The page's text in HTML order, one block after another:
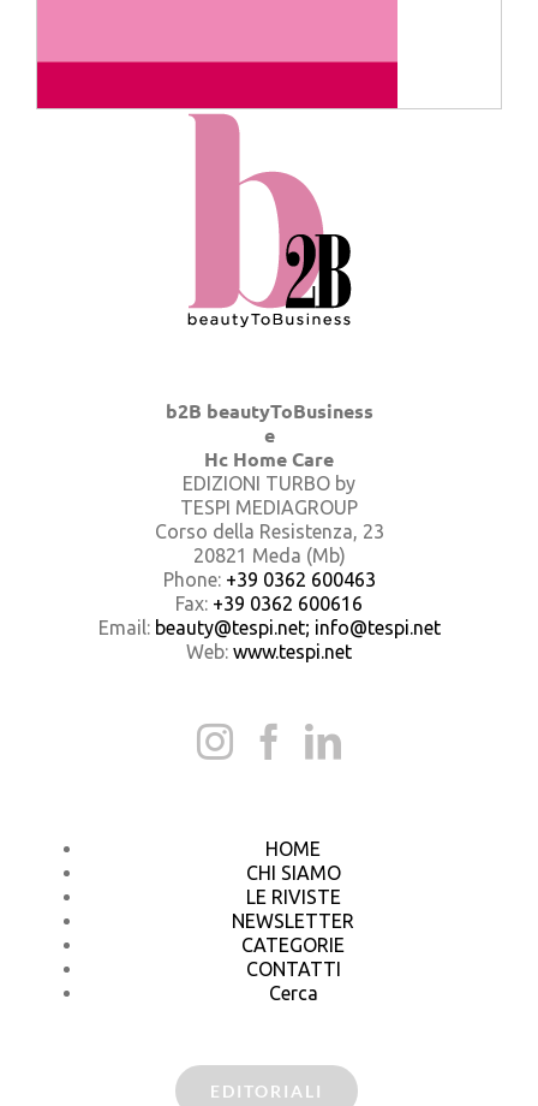
b2B beautyToBusiness
e
Hc Home Care
EDIZIONI TURBO by
TESPI MEDIAGROUP
Corso della Resistenza, 23
20821 Meda (Mb)
Phone: +39 0362 600463
Fax: +39 0362 600616
Email: beauty@tespi.net; info@tespi.net
Web: www.tespi.net
HOME
CHI SIAMO
LE RIVISTE
NEWSLETTER
CATEGORIE
CONTATTI
Cerca
EDITORIALI